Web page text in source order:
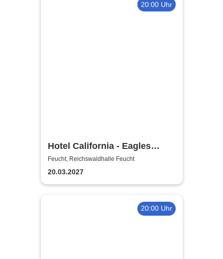
20:00 Uhr
Hotel California - Eagles
Tribute
Feucht, Reichswaldhalle Feucht
20.03.2027
20:00 Uhr